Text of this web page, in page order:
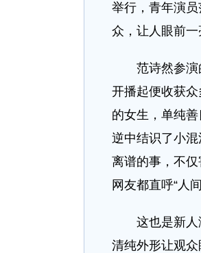
举行，青年演
众，让人眼前
范诗然参演的
开播起便收获
的女生，单纯
逆中结识了小
离谱的事，不
网友都直呼“人
这也是新人演
清纯外形让观